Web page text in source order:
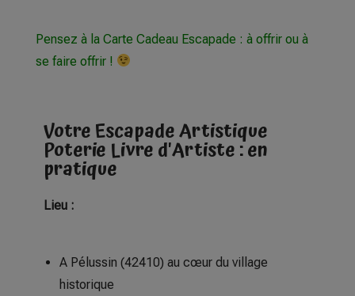
Pensez à la Carte Cadeau Escapade : à offrir ou à
se faire offrir !
Votre Escapade Artistique
Poterie Livre d'Artiste : en
pratique
Lieu :
A Pélussin (42410) au cœur du village
historique